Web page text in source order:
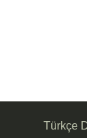
Türkçe